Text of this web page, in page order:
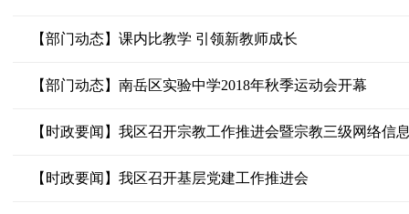
【部门动态】课内比教学 引领新教师成长
【部门动态】南岳区实验中学2018年秋季运动会开幕
【时政要闻】我区召开宗教工作推进会暨宗教三级网络信
【时政要闻】我区召开基层党建工作推进会